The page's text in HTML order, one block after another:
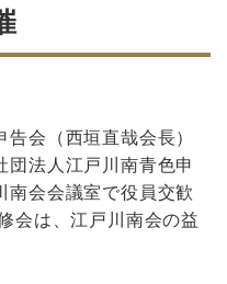
会（西垣直哉会長）
団法人江戸川南青色申
南会会議室で役員交歓
会は、江戸川南会の益